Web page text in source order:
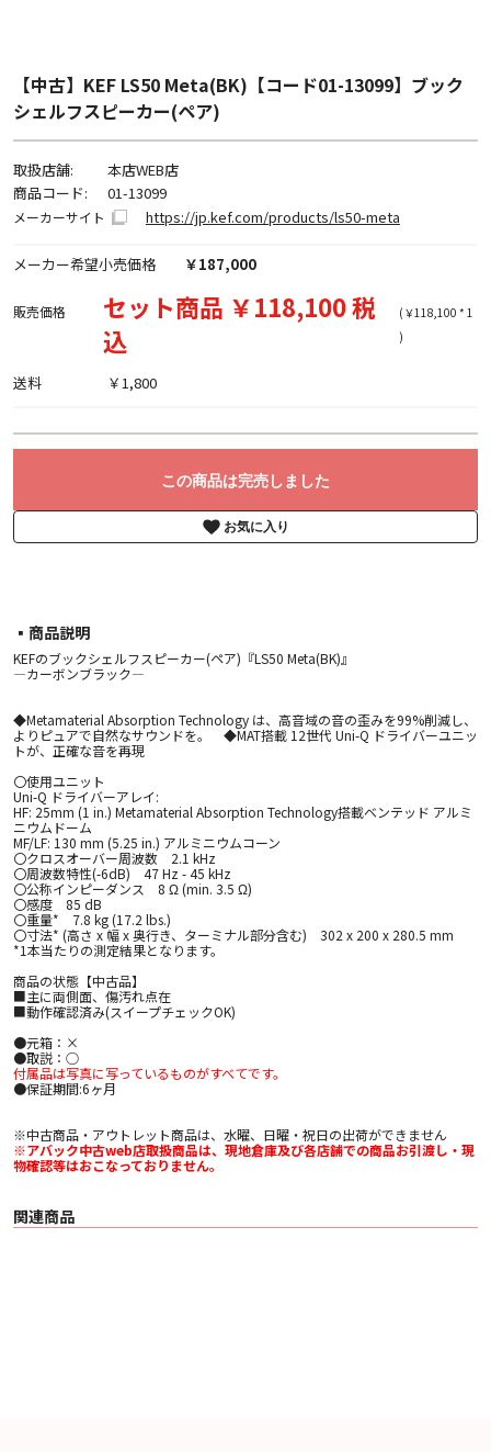
【中古】KEF LS50 Meta(BK)【コード01-13099】ブック
シェルフスピーカー(ペア)
取扱店舗:
本店WEB店
商品コード:
01-13099
メーカーサイト https://jp.kef.com/products/ls50-meta
メーカー希望小売価格 ￥187,000
販売価格
セット商品 ￥118,100 税
込
(￥118,100 * 1
)
送料 ￥1,800
この商品は完売しました
お気に入り
▪︎商品説明
KEFのブックシェルフスピーカー(ペア)『LS50 Meta(BK)』
―カーボンブラック―
◆Metamaterial Absorption Technology は、高音域の音の歪みを99%削減し、
よりピュアで自然なサウンドを。 ◆MAT搭載 12世代 Uni-Q ドライバーユニッ
トが、正確な音を再現
〇使用ユニット
Uni-Q ドライバーアレイ:
HF: 25mm (1 in.) Metamaterial Absorption Technology搭載ベンテッド アルミ
ニウムドーム
MF/LF: 130 mm (5.25 in.) アルミニウムコーン
〇クロスオーバー周波数 2.1 kHz
〇周波数特性(-6dB) 47 Hz - 45 kHz
〇公称インピーダンス 8 Ω (min. 3.5 Ω)
〇感度 85 dB
〇重量* 7.8 kg (17.2 lbs.)
〇寸法* (高さ x 幅 x 奥行き、ターミナル部分含む) 302 x 200 x 280.5 mm
*1本当たりの測定結果となります。
商品の状態【中古品】
■主に両側面、傷汚れ点在
■動作確認済み(スイープチェックOK)
●元箱：×
●取説：○
付属品は写真に写っているものがすべてです。
●保証期間:6ヶ月
※中古商品・アウトレット商品は、水曜、日曜・祝日の出荷ができません
※アバック中古web店取扱商品は、現地倉庫及び各店舗での商品お引渡し・現
物確認等はおこなっておりません。
関連商品